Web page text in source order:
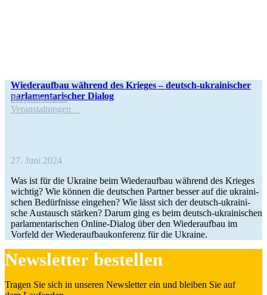
Wie­der­auf­bau während des Krieges – deutsch-ukrai­­ni­­scher
par­la­men­ta­ri­scher Dialog
Pro­jekt­be­richte
Ver­an­stal­tun­gen
27. Juni 2024
Was ist für die Ukraine beim Wie­der­auf­bau während des Krieges
wichtig? Wie können die deut­schen Partner besser auf die ukrai­ni­
schen Bedürf­nisse ein­ge­hen? Wie lässt sich der deutsch-ukrai­­ni­­
sche Aus­tausch stärken? Darum ging es beim deutsch-ukrai­­ni­­schen
par­la­men­ta­ri­schen Online-Dialog über den Wie­der­auf­bau im
Vorfeld der Wie­der­auf­bau­kon­fe­renz für die Ukraine.
News­let­ter bestellen
Tragen Sie sich in unseren News­let­ter ein und bleiben Sie auf